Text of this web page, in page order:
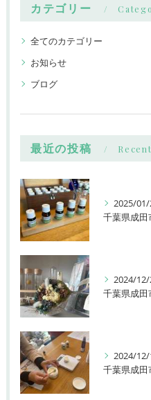
カテゴリー
全てのカテゴリー
お知らせ
ブログ
最近の投稿
2025/
千葉県成
2024/
千葉県成
2024/